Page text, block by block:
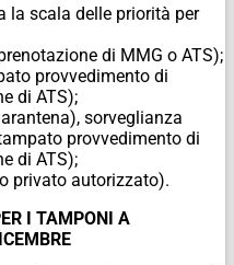
la scala delle priorità per
di MMG o ATS);
provvedimento di
di ATS);
sorveglianza
provvedimento di
di ATS);
privato autorizzato).
I TAMPONI A